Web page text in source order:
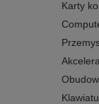
Karty